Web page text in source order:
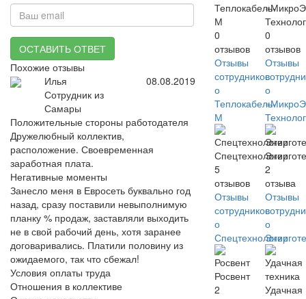
ОСТАВИТЬ ОТВЕТ
Похожие отзывы
Илья
Сотрудник из
Самары
08.08.2019
Положительные стороны работодателя
Дружелюбный коллектив,
расположение. Своевременная
заработная плата.
Негативные моменты
Занесло меня в Евросеть буквально год
назад, сразу поставили невыполнимую
планку % продаж, заставляли выходить
не в свой рабочий день, хотя заранее
договаривались. Платили половину из
ожидаемого, так что сбежал!
Условия оплаты труда
Отношения в коллективе
Теплокабель-
М
0
отзывов
Отзывы
сотрудников
о
Теплокабель-
М
0
отзывов
Отзывы
о
Спецтехнологии
5
отзывов
Отзывы
сотрудников
о
Спецтехнологии
2
отзыва
Отзывы
о
Росвент
2
Удачная